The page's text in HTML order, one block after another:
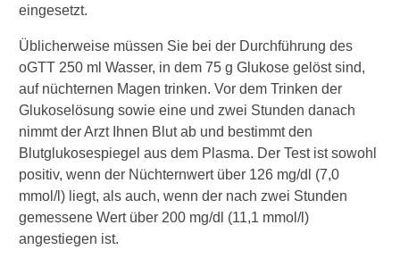
eingesetzt.
Üblicherweise müssen Sie bei der Durchführung des
oGTT 250 ml Wasser, in dem 75 g Glukose gelöst sind,
auf nüchternen Magen trinken. Vor dem Trinken der
Glukoselösung sowie eine und zwei Stunden danach
nimmt der Arzt Ihnen Blut ab und bestimmt den
Blutglukosespiegel aus dem Plasma. Der Test ist sowohl
positiv, wenn der Nüchternwert über 126 mg/dl (7,0
mmol/l) liegt, als auch, wenn der nach zwei Stunden
gemessene Wert über 200 mg/dl (11,1 mmol/l)
angestiegen ist.
e
l
c
h
e
U
n
t
e
r
s
u